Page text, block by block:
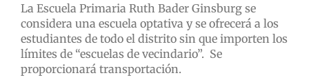
La Escuela Primaria Ruth Bader Ginsburg se
considera una escuela optativa y se ofrecerá a los
estudiantes de todo el distrito sin que importen los
límites de “escuelas de vecindario”. Se
proporcionará transportación.